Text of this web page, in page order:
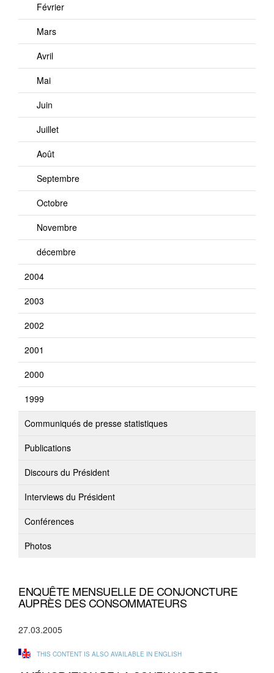
Février
Mars
Avril
Mai
Juin
Juillet
Août
Septembre
Octobre
Novembre
décembre
2004
2003
2002
2001
2000
1999
Communiqués de presse statistiques
Publications
Discours du Président
Interviews du Président
Conférences
Photos
ENQUÊTE MENSUELLE DE CONJONCTURE
AUPRÈS DES CONSOMMATEURS
27.03.2005
THIS CONTENT IS ALSO AVAILABLE IN ENGLISH